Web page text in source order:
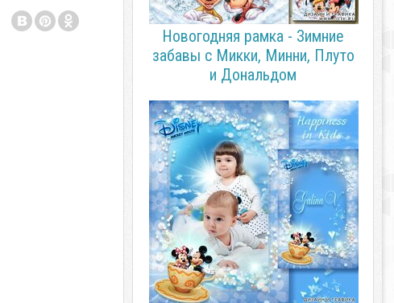
Новогодняя рамка - Зимние
забавы с Микки, Минни, Плуто
и Дональдом